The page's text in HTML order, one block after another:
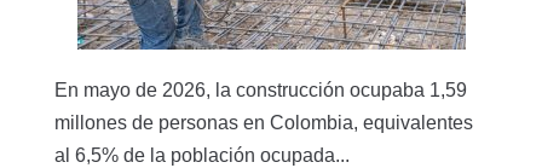
En mayo de 2026, la construcción ocupaba 1,59
millones de personas en Colombia, equivalentes
al 6,5% de la población ocupada...